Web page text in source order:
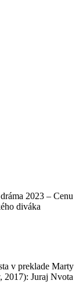
2023 – Cenu
diváka
v preklade Marty
Juraj Nvota